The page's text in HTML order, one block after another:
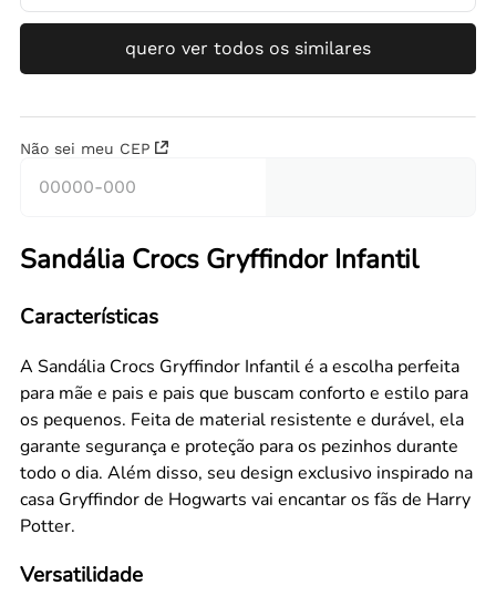
quero ver todos os similares
Não sei meu CEP
Sandália Crocs Gryffindor Infantil
Características
A Sandália Crocs Gryffindor Infantil é a escolha perfeita
para mãe e pais e pais que buscam conforto e estilo para
os pequenos. Feita de material resistente e durável, ela
garante segurança e proteção para os pezinhos durante
todo o dia. Além disso, seu design exclusivo inspirado na
casa Gryffindor de Hogwarts vai encantar os fãs de Harry
Potter.
Versatilidade